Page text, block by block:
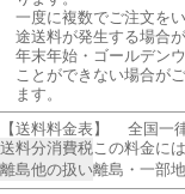
一度に複数でご注文を
途送料が発生する場合
年末年始・ゴールデン
ことができない場合が
ます。
【送料料金表】
全国一
送料分消費税 この料金に
離島他の扱い離島・一部